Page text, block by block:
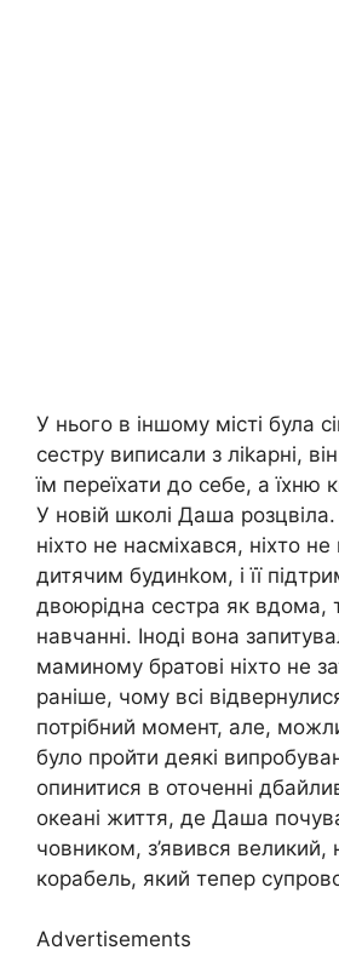
У нього в іншому місті була
сестру виписали з ліkарні,
їм переїхати до себе, а їхню
У новій школі Даша розцвіла.
ніхто не насміхався, ніхто
дитячим будинkом, і її
двоюрідна сестра як вдома,
навчанні. Іноді вона
маминому братові ніхто не
раніше, чому всі
потрібний момент, але,
було пройти деякі
опинитися в оточенні
океані життя, де Даша
човником, з’явився великий,
корабель, який тепер
Advertisements